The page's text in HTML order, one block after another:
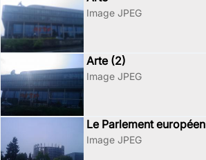
Image JPEG
Arte (2)
Image JPEG
Le Parlement européen
Image JPEG